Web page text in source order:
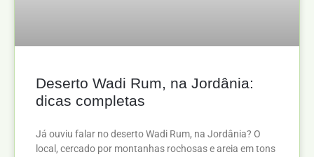
Deserto Wadi Rum, na Jordânia:
dicas completas
Já ouviu falar no deserto Wadi Rum, na Jordânia? O
local, cercado por montanhas rochosas e areia em tons